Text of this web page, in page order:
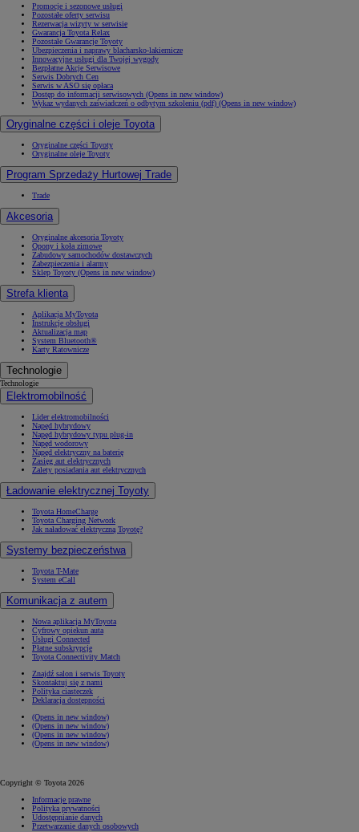
Promocje i sezonowe usługi
Pozostałe oferty serwisu
Rezerwacja wizyty w serwisie
Gwarancja Toyota Relax
Pozostałe Gwarancje Toyoty
Ubezpieczenia i naprawy blacharsko-lakiernicze
Innowacyjne usługi dla Twojej wygody
Bezpłatne Akcje Serwisowe
Serwis Dobrych Cen
Serwis w ASO się opłaca
Dostęp do informacji serwisowych (Opens in new window)
Wykaz wydanych zaświadczeń o odbytym szkoleniu (pdf) (Opens in new window)
Oryginalne części i oleje Toyota
Oryginalne części Toyoty
Oryginalne oleje Toyoty
Program Sprzedaży Hurtowej Trade
Trade
Akcesoria
Oryginalne akcesoria Toyoty
Opony i koła zimowe
Zabudowy samochodów dostawczych
Zabezpieczenia i alarmy
Sklep Toyoty (Opens in new window)
Strefa klienta
Aplikacja MyToyota
Instrukcje obsługi
Aktualizacja map
System Bluetooth®
Karty Ratownicze
Technologie
Technologie
Elektromobilność
Lider elektromobilności
Napęd hybrydowy
Napęd hybrydowy typu plug-in
Napęd wodorowy
Napęd elektryczny na baterię
Zasięg aut elektrycznych
Zalety posiadania aut elektrycznych
Ładowanie elektrycznej Toyoty
Toyota HomeCharge
Toyota Charging Network
Jak naładować elektryczną Toyotę?
Systemy bezpieczeństwa
Toyota T-Mate
System eCall
Komunikacja z autem
Nowa aplikacja MyToyota
Cyfrowy opiekun auta
Usługi Connected
Płatne subskrypcje
Toyota Connectivity Match
Znajdź salon i serwis Toyoty
Skontaktuj się z nami
Polityka ciasteczek
Deklaracja dostępności
(Opens in new window)
(Opens in new window)
(Opens in new window)
(Opens in new window)
Copyright © Toyota 2026
Informacje prawne
Polityka prywatności
Udostępnianie danych
Przetwarzanie danych osobowych